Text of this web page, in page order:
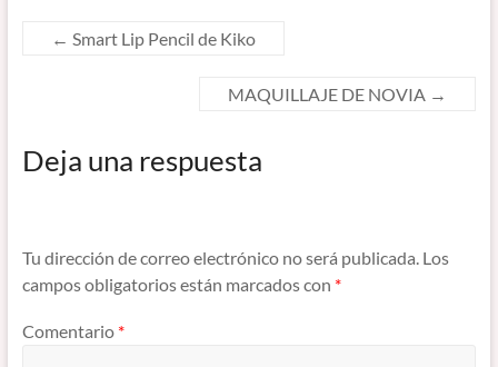
← Smart Lip Pencil de Kiko
MAQUILLAJE DE NOVIA →
Deja una respuesta
Tu dirección de correo electrónico no será publicada. Los
campos obligatorios están marcados con *
Comentario *